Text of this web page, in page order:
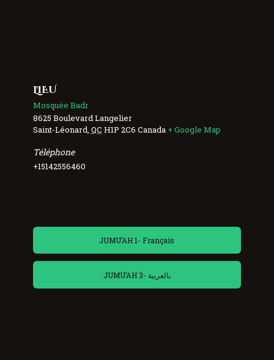
LIEU
Mosquée Badr
8625 Boulevard Langelier
Saint-Léonard QC H1P 2C6 Canada + Google Map
Téléphone
+15142556460
JUMU’AH 1- Français
JUMU’AH 3- بالعربية